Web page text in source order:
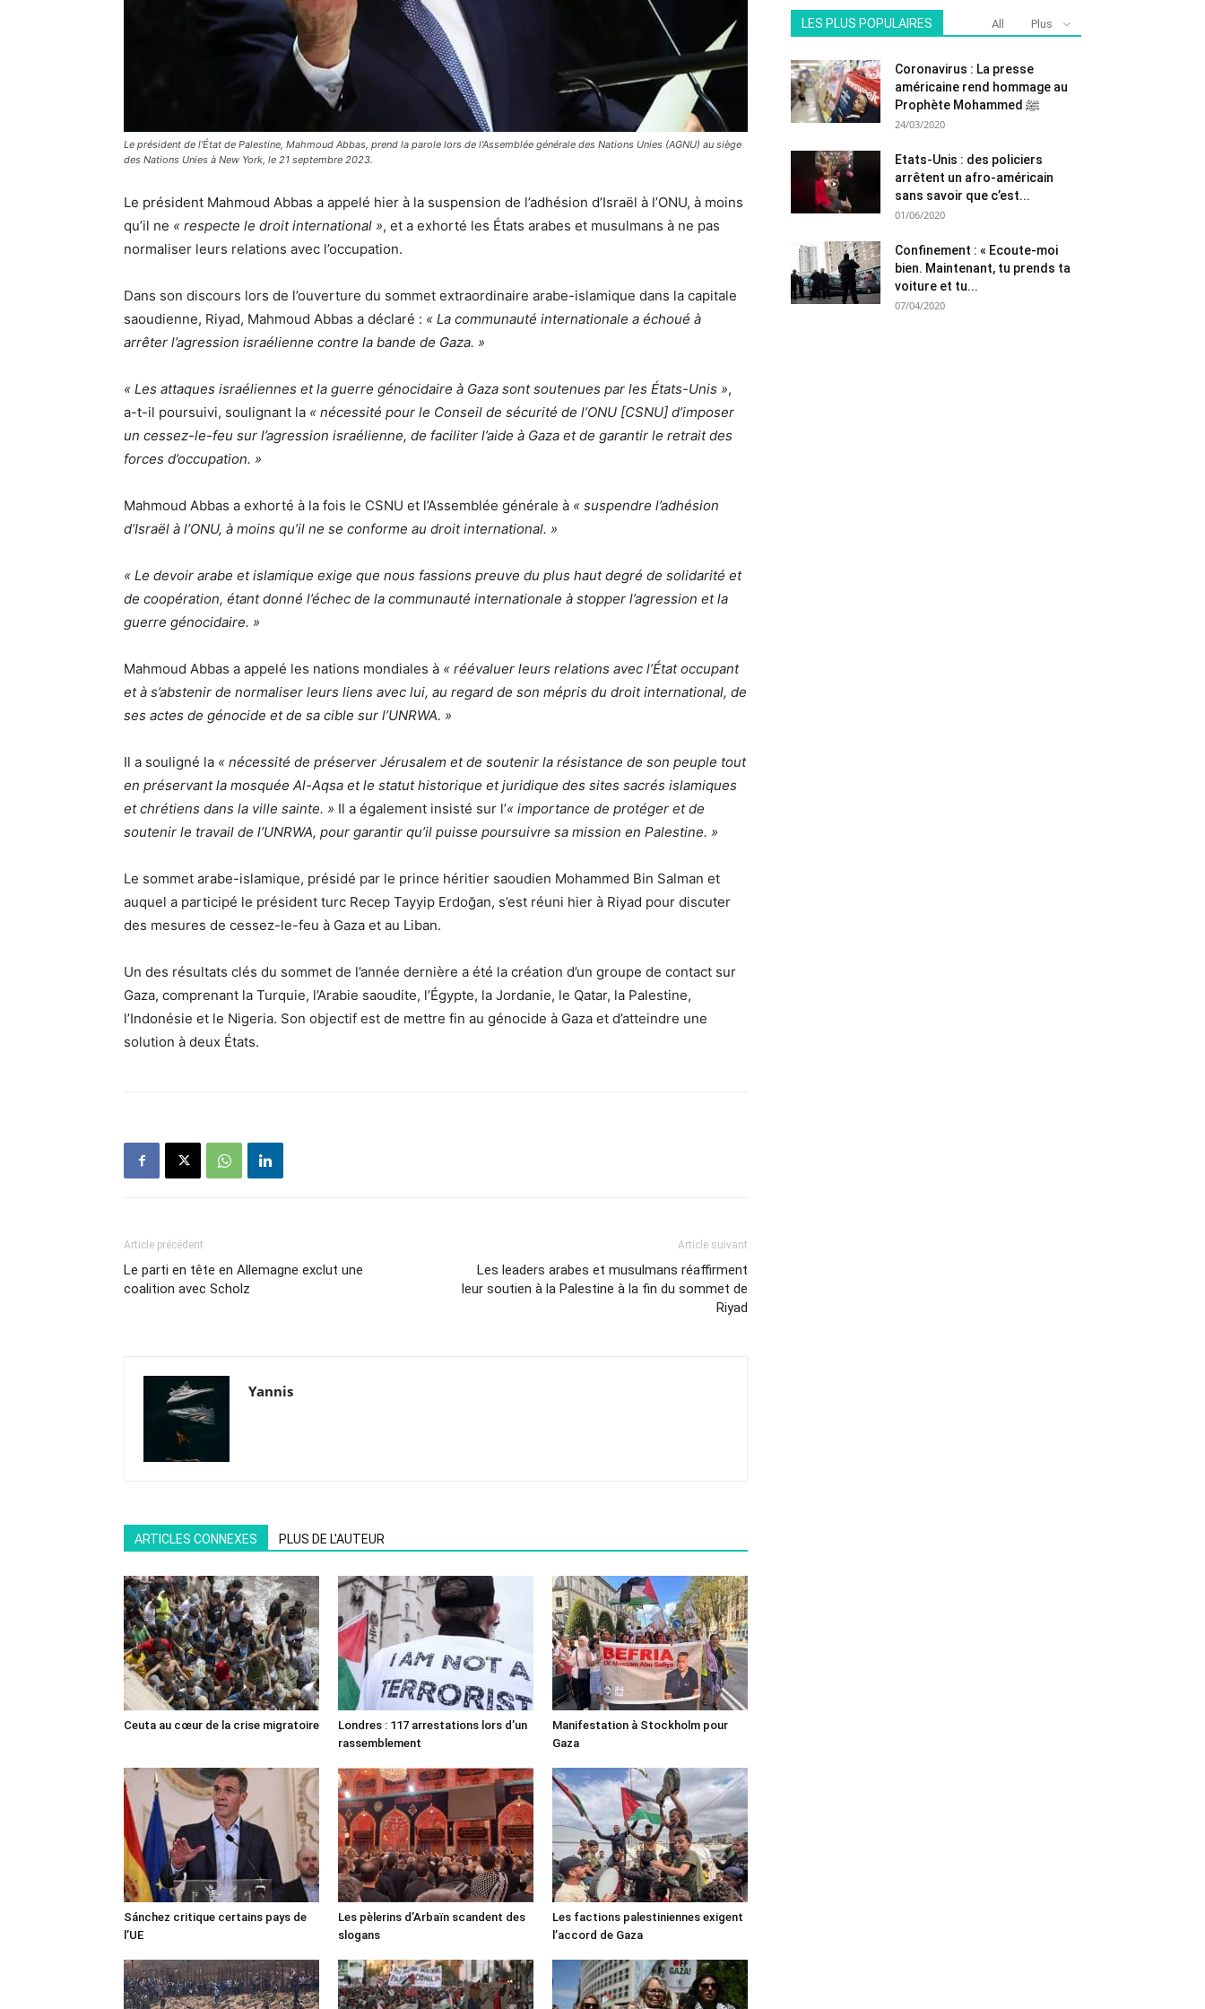
Le président de l'État de Palestine, Mahmoud Abbas, prend la parole lors de l'Assemblée générale des Nations Unies (AGNU) au siège
des Nations Unies à New York, le 21 septembre 2023.
Le président Mahmoud Abbas a appelé hier à la suspension de l’adhésion d’Israël à l’ONU, à moins
qu’il ne « respecte le droit international », et a exhorté les États arabes et musulmans à ne pas
normaliser leurs relations avec l’occupation.
Dans son discours lors de l’ouverture du sommet extraordinaire arabe-islamique dans la capitale
saoudienne, Riyad, Mahmoud Abbas a déclaré : « La communauté internationale a échoué à
arrêter l’agression israélienne contre la bande de Gaza. »
« Les attaques israéliennes et la guerre génocidaire à Gaza sont soutenues par les États-Unis »,
a-t-il poursuivi, soulignant la « nécessité pour le Conseil de sécurité de l’ONU [CSNU] d’imposer
un cessez-le-feu sur l’agression israélienne, de faciliter l’aide à Gaza et de garantir le retrait des
forces d’occupation. »
Mahmoud Abbas a exhorté à la fois le CSNU et l’Assemblée générale à « suspendre l’adhésion
d’Israël à l’ONU, à moins qu’il ne se conforme au droit international. »
« Le devoir arabe et islamique exige que nous fassions preuve du plus haut degré de solidarité et
de coopération, étant donné l’échec de la communauté internationale à stopper l’agression et la
guerre génocidaire. »
Mahmoud Abbas a appelé les nations mondiales à « réévaluer leurs relations avec l’État occupant
et à s’abstenir de normaliser leurs liens avec lui, au regard de son mépris du droit international, de
ses actes de génocide et de sa cible sur l’UNRWA. »
Il a souligné la « nécessité de préserver Jérusalem et de soutenir la résistance de son peuple tout
en préservant la mosquée Al-Aqsa et le statut historique et juridique des sites sacrés islamiques
et chrétiens dans la ville sainte. » Il a également insisté sur l’« importance de protéger et de
soutenir le travail de l’UNRWA, pour garantir qu’il puisse poursuivre sa mission en Palestine. »
Le sommet arabe-islamique, présidé par le prince héritier saoudien Mohammed Bin Salman et
auquel a participé le président turc Recep Tayyip Erdoğan, s’est réuni hier à Riyad pour discuter
des mesures de cessez-le-feu à Gaza et au Liban.
Un des résultats clés du sommet de l’année dernière a été la création d’un groupe de contact sur
Gaza, comprenant la Turquie, l’Arabie saoudite, l’Égypte, la Jordanie, le Qatar, la Palestine,
l’Indonésie et le Nigeria. Son objectif est de mettre fin au génocide à Gaza et d’atteindre une
solution à deux États.
Article précédent
Le parti en tête en Allemagne exclut une
coalition avec Scholz
Article suivant
Les leaders arabes et musulmans réaffirment
leur soutien à la Palestine à la fin du sommet de
Riyad
Yannis
ARTICLES CONNEXES PLUS DE L'AUTEUR
Ceuta au cœur de la crise migratoire
Londres : 117 arrestations lors d’un
rassemblement
Manifestation à Stockholm pour
Gaza
Sánchez critique certains pays de
l’UE
Les pèlerins d’Arbaïn scandent des
slogans
Les factions palestiniennes exigent
l’accord de Gaza
LES PLUS POPULAIRES All Plus
Coronavirus : La presse
américaine rend hommage au
Prophète Mohammed ﷺ
24/03/2020
Etats-Unis : des policiers
arrêtent un afro-américain
sans savoir que c’est...
01/06/2020
Confinement : « Ecoute-moi
bien. Maintenant, tu prends ta
voiture et tu...
07/04/2020